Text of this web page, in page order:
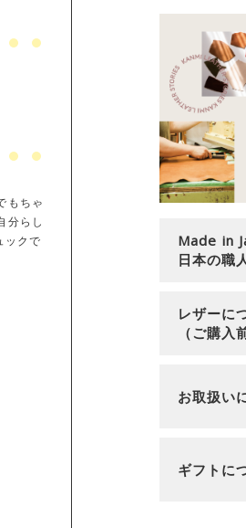
もちゃ
分らし
ックで
Made in
日本の職
レザーに
（ご購入
お取扱い
ギフトに